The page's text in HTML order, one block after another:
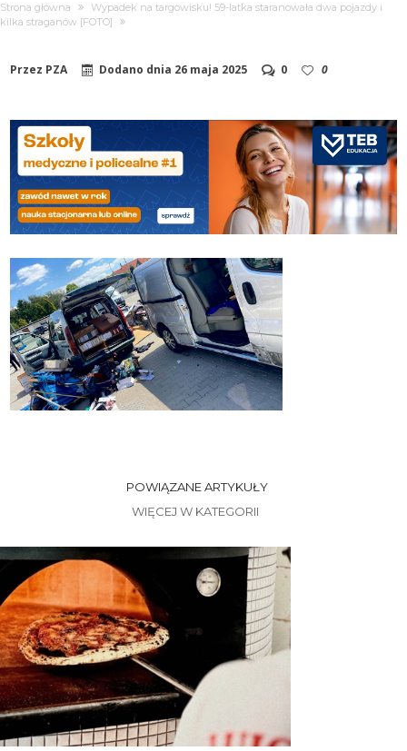
Strona główna
Wypadek na targowisku! 59-latka staranowała dwa pojazdy i
kilka straganów [FOTO]
Przez PZA Dodano dnia 26 maja 2025 0 0
POWIĄZANE ARTYKUŁY
WIĘCEJ W KATEGORII